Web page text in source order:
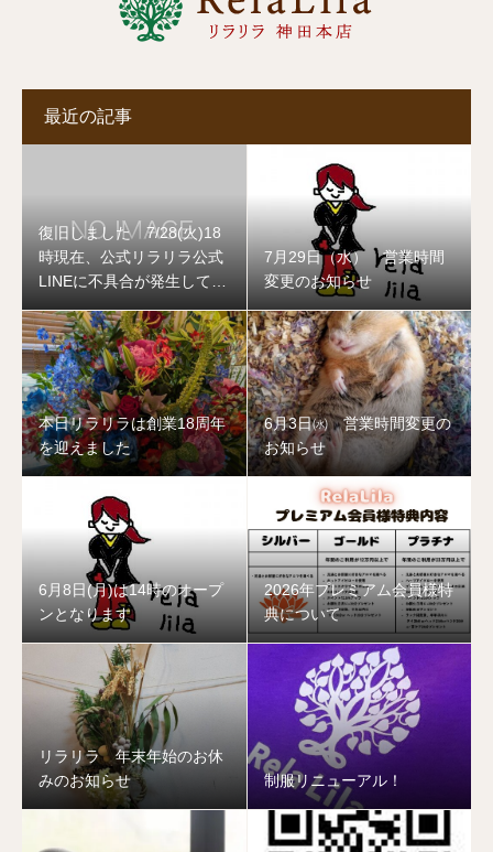
最近の記事
復旧しました 7/28(火)18
時現在、公式リラリラ公式
LINEに不具合が発生してお
7月29日（水） 営業時間
変更のお知らせ
本日リラリラは創業18周年
を迎えました
6月3日㈬ 営業時間変更の
お知らせ
6月8日(月)は14時のオープ
ンとなります
2026年プレミアム会員様特
典について
リラリラ 年末年始のお休
みのお知らせ
制服リニューアル！